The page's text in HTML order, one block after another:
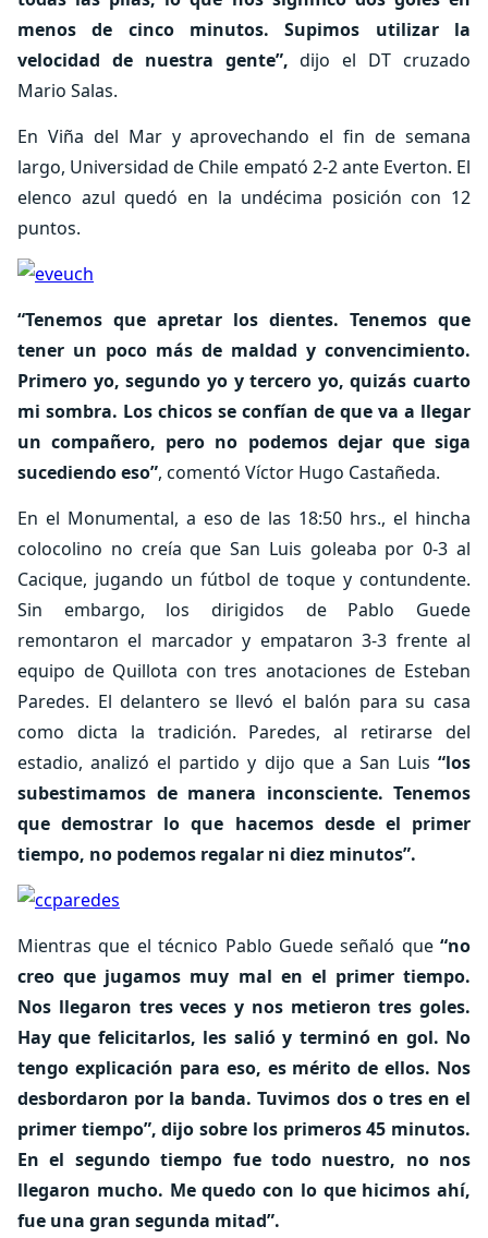
menos de cinco minutos. Supimos utilizar la
velocidad de nuestra gente”,dijo el DT cruzado
Mario Salas.
En Viña del Mar y aprovechando el fin de semana
largo, Universidad de Chile empató 2-2 ante Everton. El
elenco azul quedó en la undécima posición con 12
puntos.
“Tenemos que apretar los dientes. Tenemos que
tener un poco más de maldad y convencimiento.
Primero yo, segundo yo y tercero yo, quizás cuarto
mi sombra. Los chicos se confían de que va a llegar
un compañero, pero no podemos dejar que siga
sucediendo eso”, comentó Víctor Hugo Castañeda.
En el Monumental, a eso de las 18:50 hrs., el hincha
colocolino no creía que San Luis goleaba por 0-3 al
Cacique, jugando un fútbol de toque y contundente.
Sin embargo, los dirigidos de Pablo Guede
remontaron el marcador y empataron 3-3 frente al
equipo de Quillota con tres anotaciones de Esteban
Paredes. El delantero se llevó el balón para su casa
como dicta la tradición. Paredes, al retirarse del
estadio, analizó el partido y dijo que a San Luis “los
subestimamos de manera inconsciente. Tenemos
que demostrar lo que hacemos desde el primer
tiempo, no podemos regalar ni diez minutos”.
Mientras que el técnico Pablo Guede señaló que “no
creo que jugamos muy mal en el primer tiempo.
Nos llegaron tres veces y nos metieron tres goles.
Hay que felicitarlos, les salió y terminó en gol. No
tengo explicación para eso, es mérito de ellos. Nos
desbordaron por la banda. Tuvimos dos o tres en el
primer tiempo”, dijo sobre los primeros 45 minutos.
En el segundo tiempo fue todo nuestro, no nos
llegaron mucho. Me quedo con lo que hicimos ahí,
fue una gran segunda mitad”.